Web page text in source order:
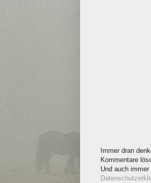
Immer dran
Kommentare
Und auch